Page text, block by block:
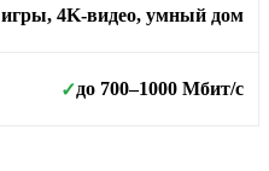
игры, 4K-видео, умный дом
✓до 700–1000 Мбит/с